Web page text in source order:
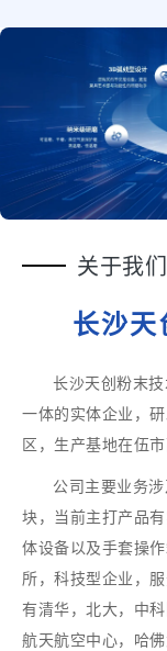
关于我们
长沙
长沙天创粉末
一体的实体企业，
区，生产基地在伍市
公司主要业务
块，当前主打产品
体设备以及手套操
所，科技型企业，
有清华，北大，中
航天航空中心，哈